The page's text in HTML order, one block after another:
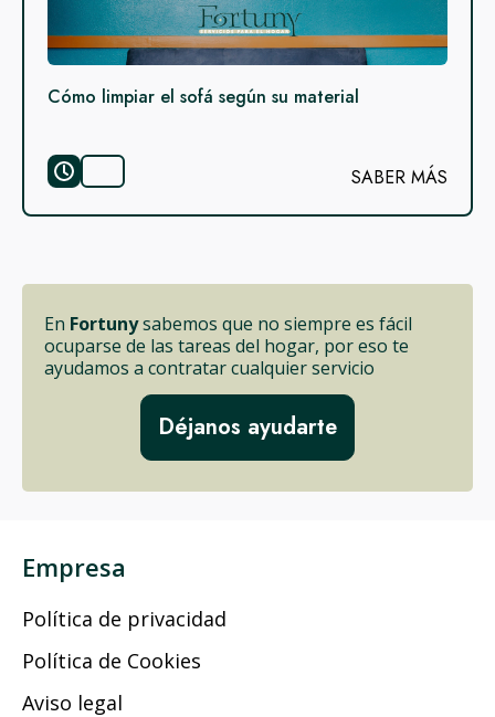
Cómo limpiar el sofá según su material
SABER MÁS
En Fortunysabemos que no siempre es fácil
ocuparse de las tareas del hogar, por eso te
ayudamos a contratar cualquier servicio
Déjanos ayudarte
Empresa
Política de privacidad
Política de Cookies
Aviso legal